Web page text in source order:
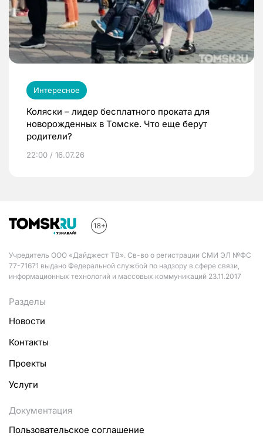
Интересное
Коляски – лидер бесплатного проката для
новорожденных в Томске. Что еще берут
родители?
22:00 / 16.07.26
Учредитель ООО «Дайджест ТВ». Св-во о регистрации СМИ ЭЛ №ФС
77-71671 выдано Федеральной службой по надзору в сфере связи,
информационных технологий и массовых коммуникаций 23.11.2017
Разделы
Новости
Контакты
Проекты
Услуги
Документация
Пользовательское соглашение